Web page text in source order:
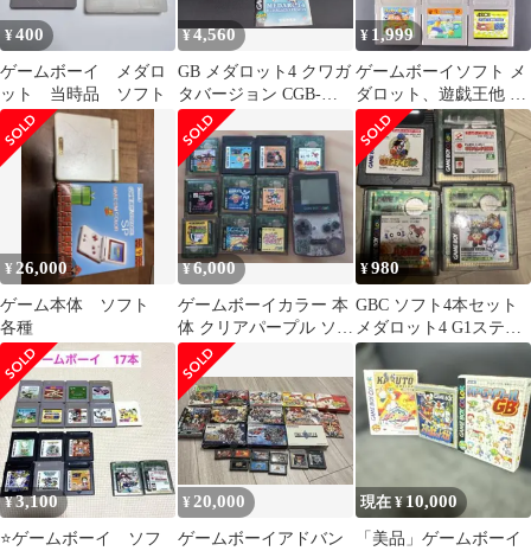
¥400
ゲームボーイ メダロ
ット 当時品 ソフト
¥4,560
GB メダロット4 クワガ
タバージョン CGB-
PB4NJ 1/24.ITEM039 ゲ
ームボーイ ロールプレ
イング
¥ 1,999
ゲームボーイソフト メ
ダロット、遊戯王他 9
本セット まとめ売り
¥ 26,000
ゲーム本体 ソフト
各種
¥6,000
ゲームボーイカラー 本
体 クリアパープル ソフ
ト10本 GB まとめ売り
ジャンク
¥980
GBC ソフト4本セット
メダロット4 G1ステイ
ブル 他
¥ 3,100
⭐️ゲームボーイ ソフ
¥20,000
ゲームボーイアドバン
現在 ¥10,000
「美品」ゲームボーイ